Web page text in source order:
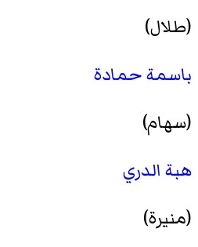
(طلال)
باسمة حمادة
(سهام)
هبة الدري
(منيرة)